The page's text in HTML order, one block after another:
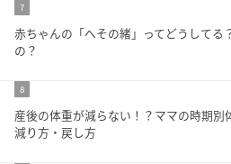
7
赤ちゃんの「へその緒」ってどうしてる
の？
8
産後の体重が減らない！？ママの時期別
減り方・戻し方